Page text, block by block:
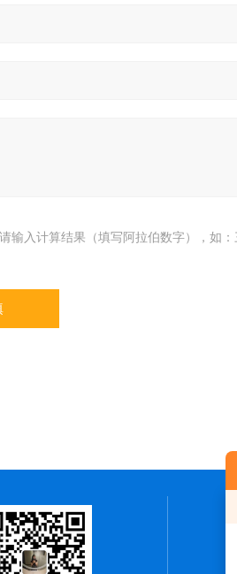
请输入计算结果（填写阿拉伯数字），如：